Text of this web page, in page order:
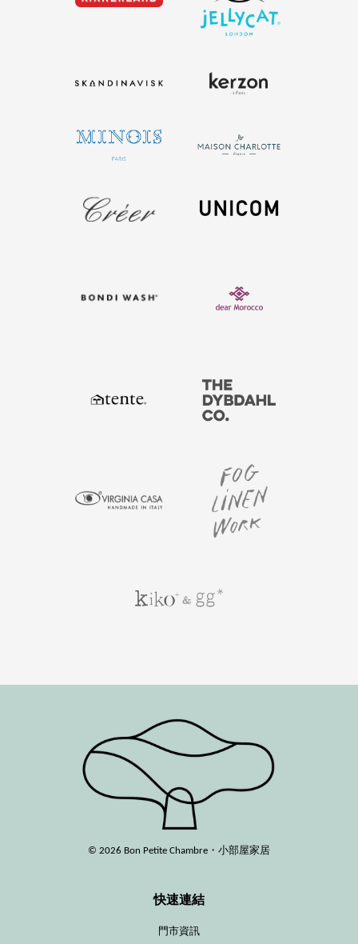
© 2026 Bon Petite Chambre・小部屋家居
快速連結
門市資訊